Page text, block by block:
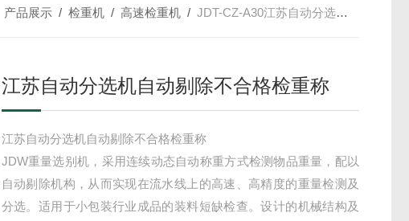
产品展示 /检重机 /高速检重机 /JDT-CZ-A30江苏自动分选机自动剔除不合格检重称
江苏自动分选机自动剔除不合格检重称
江苏自动分选机自动剔除不合格检重称
JDW重量选别机，采用连续动态自动称重方式检测物品重量，配以
自动剔除机构，从而实现在流水线上的高速、高精度的重量检测及
分选。适用于小包装行业成品的装料短缺检查。设计的机械结构及